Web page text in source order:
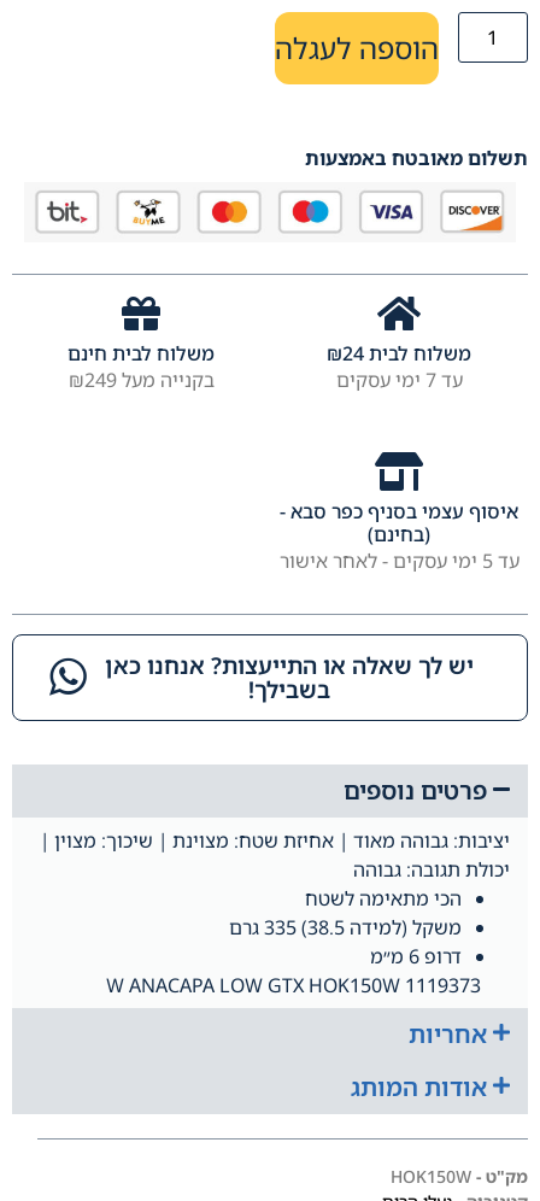
פרטים נוספים
יציבות: גבוהה מאוד | אחיזת שטח: מצוינת | שיכוך: מצוין |
יכולת תגובה: גבוהה
הכי מתאימה לשטח
משקל (למידה 38.5) 335
גרם
דרופ6 מ״מ
אחריות
אודות המותג
מק"ט - HOK150W
הוספה לעגלה
תשלום מאובטח באמצעות
משלוח לבית ₪24
עד 7 ימי עסקים
משלוח לבית חינם
בקנייה מעל ₪249
איסוף עצמי בסניף כפר סבא -
(בחינם)
עד 5 ימי עסקים - לאחר אישור
יש לך שאלה או התייעצות? אנחנו כאן
בשבילך!​